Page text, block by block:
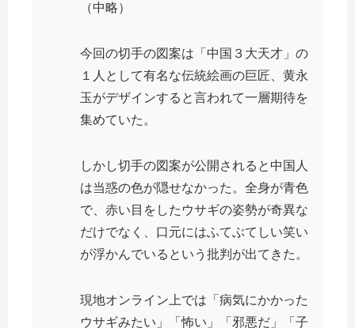
（中略）
今回の切手の図案は「中国３大天才」の
１人として有名な伝統絵画の巨匠、黄永
玉がデザインすると言われて一層期待を
集めていた。
しかし切手の図案が公開されると中国人
は当惑の色が隠せなかった。全身が青色
で、赤い目をしたウサギの姿勢が奇異な
だけでなく、口元にはふてぶてしい笑い
が浮かんでいるという批判が出てきた。
現地オンライン上では「病気にかかった
ウサギみたい」「怖い」「邪悪だ」「子